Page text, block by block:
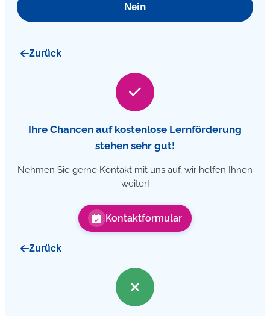
Nein
Zurück
Ihre Chancen auf kostenlose Lernförderung
stehen sehr gut!
Nehmen Sie gerne Kontakt mit uns auf, wir helfen Ihnen
weiter!
Kontaktformular
Zurück